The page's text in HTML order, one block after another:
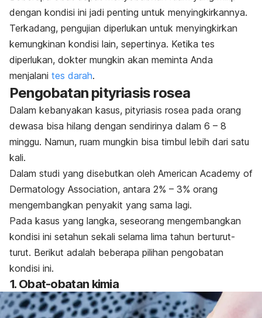
dengan kondisi ini jadi penting untuk menyingkirkannya.
Terkadang, pengujian diperlukan untuk menyingkirkan
kemungkinan kondisi lain, sepertinya. Ketika tes
diperlukan, dokter mungkin akan meminta Anda
menjalani tes darah.
Pengobatan pityriasis rosea
Dalam kebanyakan kasus, pityriasis rosea pada orang
dewasa bisa hilang dengan sendirinya dalam 6 – 8
minggu. Namun, ruam mungkin bisa timbul lebih dari satu
kali.
Dalam studi yang disebutkan oleh American Academy of
Dermatology Association, antara 2% – 3% orang
mengembangkan penyakit yang sama lagi.
Pada kasus yang langka, seseorang mengembangkan
kondisi ini setahun sekali selama lima tahun berturut-
turut. Berikut adalah beberapa pilihan pengobatan
kondisi ini.
1. Obat-obatan kimia